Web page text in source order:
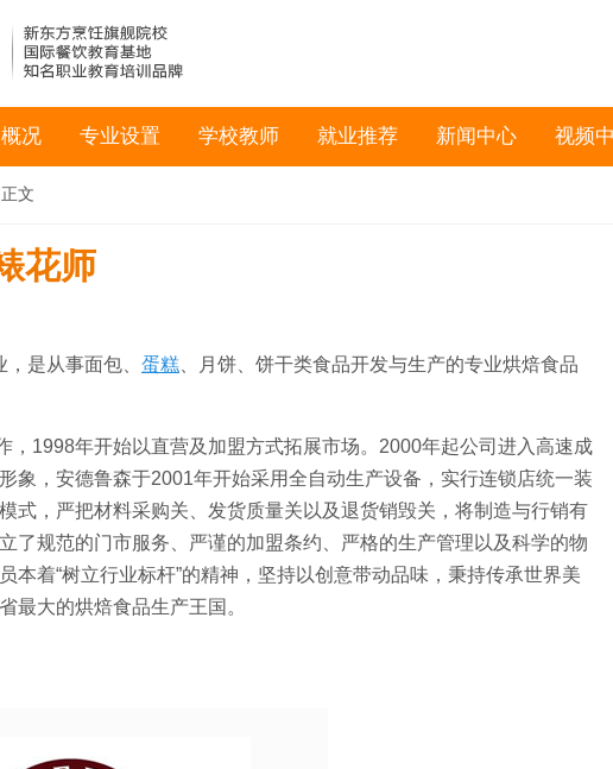
况 专业设置 学校教师 就业推荐 新闻中心 视频
文
花师
是从事面包、 蛋糕 、月饼、饼干类食品开发与生产的专业烘焙食品
，1998年开始以直营及加盟方式拓展市场。2000年起公司进入高速成
象，安德鲁森于2001年开始采用全自动生产设备，实行连锁店统一装
式，严把材料采购关、发货质量关以及退货销毁关，将制造与行销有
了规范的门市服务、严谨的加盟条约、严格的生产管理以及科学的物
着“树立行业标杆”的精神，坚持以创意带动品味，秉持传承世界美
最大的烘焙食品生产王国。